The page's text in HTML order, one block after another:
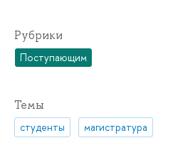
Рубрики
Поступающим
Темы
студенты магистратура